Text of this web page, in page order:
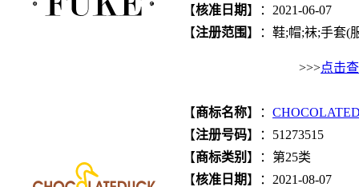
【核准日期】：2021-06-07
【注册范围】：鞋;帽;袜;手套(
>>>点击
【商标名称】：
【注册号码】：51273515
【商标类别 】：第25类
【核准日期】：2021-08-07